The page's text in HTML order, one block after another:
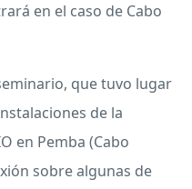
en el caso de Cabo
que tuvo lugar
de la
en Pemba (Cabo
sobre algunas de